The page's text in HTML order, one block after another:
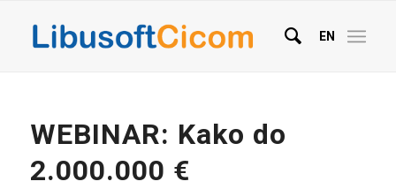
EN
WEBINAR: Kako do
2.000.000 €